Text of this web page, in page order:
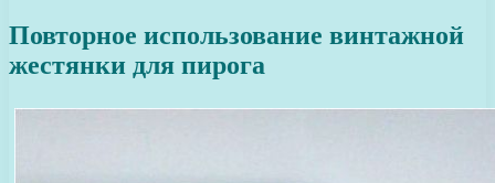
Повторное использование винтажной
жестянки для пирога